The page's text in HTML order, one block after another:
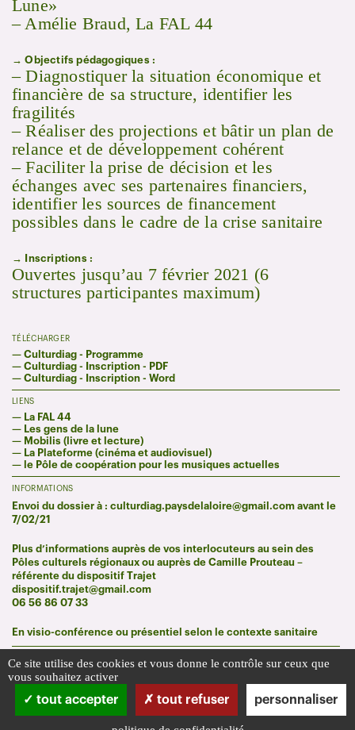
Lune»
– Amélie Braud, La FAL 44
→ Objectifs pédagogiques :
– Diagnostiquer la situation économique et
financière de sa structure, identifier les
fragilités
– Réaliser des projections et bâtir un plan de
relance et de développement cohérent
– Faciliter la prise de décision et les
échanges avec ses partenaires financiers,
identifier les sources de financement
possibles dans le cadre de la crise sanitaire
→ Inscriptions :
Ouvertes jusqu’au 7 février 2021 (6
structures participantes maximum)
TÉLÉCHARGER
— Culturdiag - Programme
— Culturdiag - Inscription - PDF
— Culturdiag - Inscription - Word
LIENS
— La FAL 44
— Les gens de la lune
— Mobilis (livre et lecture)
— La Plateforme (cinéma et audiovisuel)
— le Pôle de coopération pour les musiques actuelles
INFORMATIONS
Envoi du dossier à : culturdiag.paysdelaloire@gmail.com avant le
7/02/21
Plus d’informations auprès de vos interlocuteurs au sein des
Pôles culturels régionaux ou auprès de Camille Prouteau –
référente du dispositif Trajet
dispositif.trajet@gmail.com
06 56 86 07 33
En visio-conférence ou présentiel selon le contexte sanitaire
Ce site utilise des cookies et vous donne le contrôle sur ceux que
vous souhaitez activer
tout accepter
tout refuser personnaliser